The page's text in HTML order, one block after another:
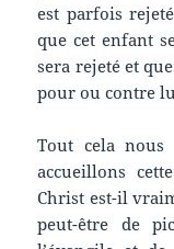
est parfois
que cet enfant
sera rejeté et
pour ou contre
Tout cela
accueillons
Christ est-il
peut-être de